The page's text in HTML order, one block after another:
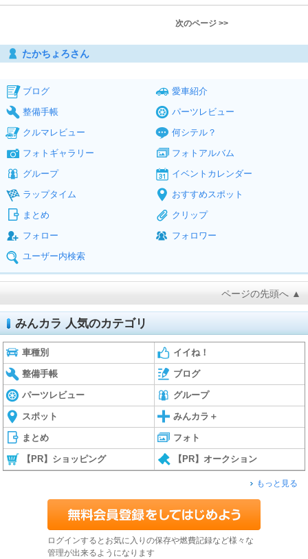
次のページ >>
たかちょろさん
ブログ
愛車紹介
整備手帳
パーツレビュー
クルマレビュー
何シテル？
フォトギャラリー
フォトアルバム
グループ
イベントカレンダー
ラップタイム
おすすめスポット
まとめ
クリップ
フォロー
フォロワー
ユーザー内検索
ページの先頭へ ▲
みんカラ 人気のカテゴリ
車種別 イイね！
整備手帳 ブログ
パーツレビュー グループ
スポット みんカラ＋
まとめ フォト
【PR】ショッピング 【PR】オークション
もっと見る
ログインするとお気に入りの保存や燃費記録など様々な
管理が出来るようになります